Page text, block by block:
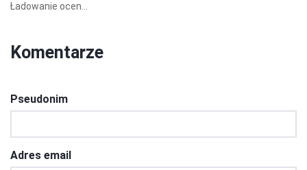
Ładowanie ocen...
Komentarze
Pseudonim
Adres email